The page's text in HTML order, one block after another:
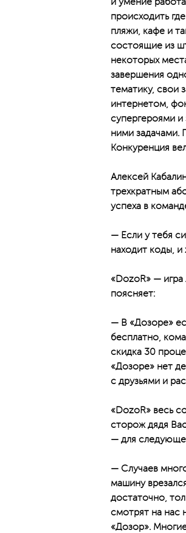
происходить
пляжи, кафе и
состоящие из
некоторых
завершения
тематику, свои
интернетом,
супергероями и
ними задачами.
Конкуренция
Алексей
трехкратным
успеха в
— Если у тебя
находит коды,
«DozoR» — игра
поясняет:
— В «Дозоре»
бесплатно,
скидка 30
«Дозоре» нет
с друзьями и
«DozoR» весь
сторож дядя
— для
— Случаев
машину
достаточно,
смотрят на нас
«Дозор».